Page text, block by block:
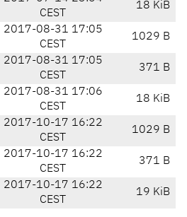
CEST
18 KiB
2017-08-31 17:05
CEST
1029 B
2017-08-31 17:05
CEST
371 B
2017-08-31 17:06
CEST
18 KiB
2017-10-17 16:22
CEST
1029 B
2017-10-17 16:22
CEST
371 B
2017-10-17 16:22
CEST
19 KiB